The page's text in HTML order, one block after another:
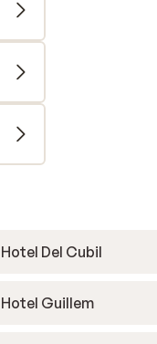
Hotel Del Cubil
Hotel Guillem